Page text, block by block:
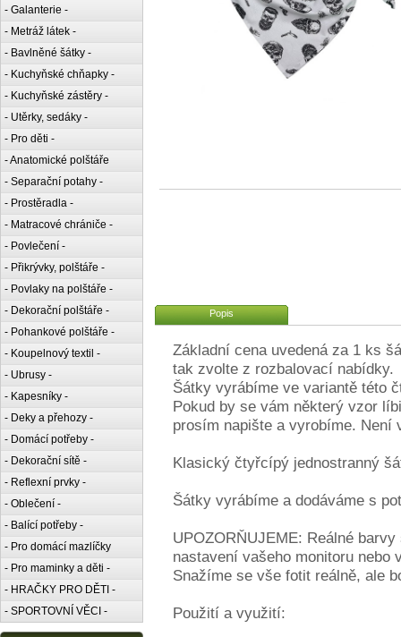
- Galanterie -
- Metráž látek -
- Bavlněné šátky -
- Kuchyňské chňapky -
- Kuchyňské zástěry -
- Utěrky, sedáky -
- Pro děti -
- Anatomické polštáře
- Separační potahy -
- Prostěradla -
- Matracové chrániče -
- Povlečení -
- Přikrývky, polštáře -
- Povlaky na polštáře -
- Dekorační polštáře -
- Pohankové polštáře -
- Koupelnový textil -
- Ubrusy -
- Kapesníky -
- Deky a přehozy -
- Domácí potřeby -
- Dekorační sítě -
- Reflexní prvky -
- Oblečení -
- Balící potřeby -
- Pro domácí mazlíčky
- Pro maminky a děti -
- HRAČKY PRO DĚTI -
- SPORTOVNÍ VĚCI -
Popis
Základní cena uvedená za 1 ks
tak zvolte z rozbalovací nabídky.
Šátky vyrábíme ve variantě této
Pokud by se vám některý vzor
prosím napište a vyrobíme. Není
Klasický čtyřcípý jednostranný
Šátky vyrábíme a dodáváme s
UPOZORŇUJEME: Reálné
nastavení vašeho monitoru nebo
Snažíme se vše fotit reálně, ale
Použití a využití: